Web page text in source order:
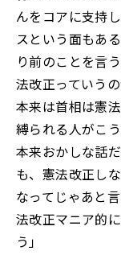
んをコアに支持
スという面もあ
り前のことを言
法改正っていう
本来は首相は憲
縛られる人がこ
本来おかしな話
も、憲法改正し
なってじゃあと
法改正マニア的
う」